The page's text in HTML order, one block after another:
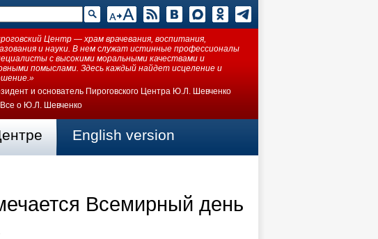
Центр — храм врачевания, воспитания,
и науки. В нем служат истинные профессионалы
с высокими моральными качествами и
помыслами. Здесь каждый найдет исцеление и
и основатель Пироговского Центра Ю.Л. Шевченко
Все о Ю.Л. Шевченко
English version
Всемирный день